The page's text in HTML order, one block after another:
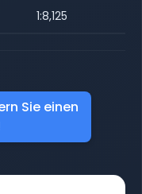
1:8,125
Sie einen